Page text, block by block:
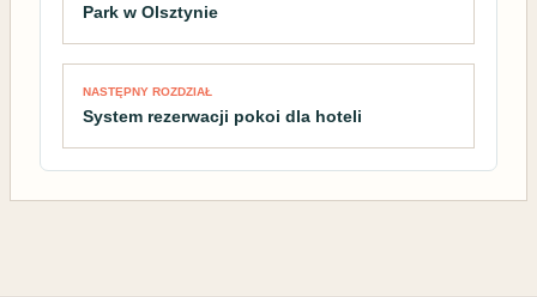
Park w Olsztynie
NASTĘPNY ROZDZIAŁ
System rezerwacji pokoi dla hoteli